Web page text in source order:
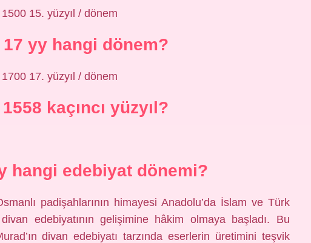
15. yüzyıl / dönem
17 yy hangi dönem?
17. yüzyıl / dönem
1558 kaçıncı yüzyıl?
hangi edebiyat dönemi?
padişahlarının himayesi Anadolu’da İslam ve Türk
edebiyatının gelişimine hâkim olmaya başladı. Bu
divan edebiyatı tarzında eserlerin üretimini teşvik